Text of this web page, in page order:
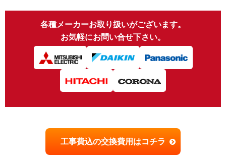
各種メーカーお取り扱いがございます。
お気軽にお問い合せ下さい。
工事費込の交換費用はコチラ